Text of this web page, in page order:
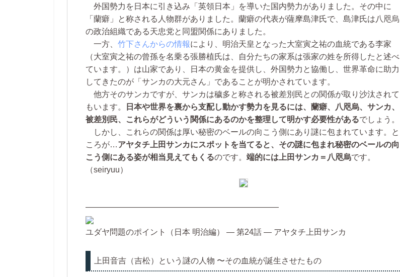
外国勢力を日本に引き込み「英領日本」を導いた国内勢力がありました。その中に
「蘭癖」と称される人物群がありました。蘭癖の代表が薩摩島津氏で、島津氏は八咫烏
の政治組織である天忠党と同盟関係にありました。
一方、 竹下さんからの情報により、明治天皇となった大室寅之祐の血統である李家
（大室寅之祐の曾孫を名乗る張勝植氏は、自分たちの家系は張家の姓を所得したと述べ
ています。）は山家であり、日本の黄金を提供し、外国勢力と協働し、世界革命に助力
してきたのが「サンカの大元さん」であることが明かされています。
他方そのサンカですが、サンカは穢多と称される被差別民との関係が取り沙汰されて
もいます。
日本や世界を裏から支配し動かす勢力を見るには、蘭癖、八咫烏、サンカ、
被差別民、これらがどういう関係にあるのかを整理して明かす必要性があるでしょう。
しかし、これらの関係は厚い秘密のベールの向こう側にあり謎に包まれています。と
ころが…アヤタチ上田サンカにスポットを当てると、その謎に包まれ秘密のベールの向
こう側にある姿が相当見えてもくるのです。 端的には上田サンカ＝八咫烏です。
（seiryuu）
————————————————————————
ユダヤ問題のポイント（日本 明治編） ― 第24話 ― アヤタチ上田サンカ
上田音吉（吉松）という謎の人物 〜その血統が誕生させたもの